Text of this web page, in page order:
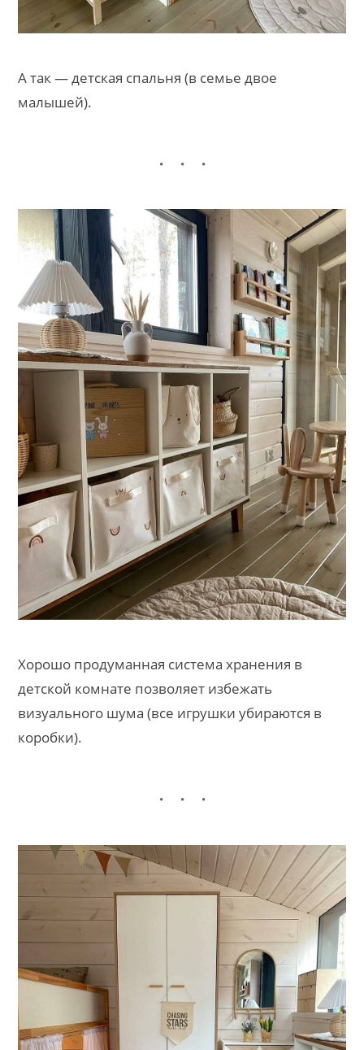
А так — детская спальня (в семье двое
малышей).
Хорошо продуманная система хранения в
детской комнате позволяет избежать
визуального шума (все игрушки убираются в
коробки).